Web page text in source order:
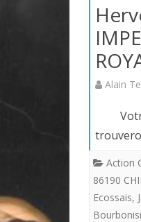
Alain
Votre
Action
86190
Ecossais,